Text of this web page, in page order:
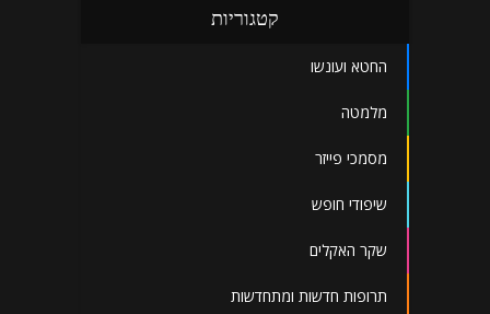
קטגוריות
החטא ועונשו
מלמטה
מסמכי פייזר
שיפודי חופש
שקר האקלים
תרופות חדשות ומתחדשות